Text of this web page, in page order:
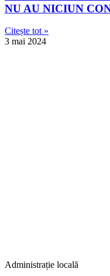
NU AU NICIUN
Citește tot »
3 mai 2024
Administrație locală